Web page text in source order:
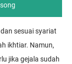
sesuai syariat
ikhtiar. Namun,
jika gejala sudah